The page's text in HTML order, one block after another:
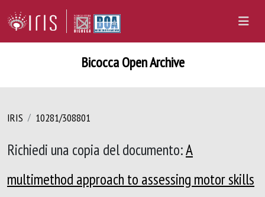
Bicocca Open Archive
IRIS 10281/308801
Richiedi una copia del documento:A
multimethod approach to assessing motor skills